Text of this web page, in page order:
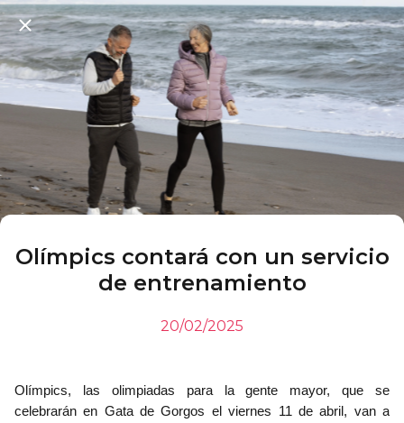
Olímpics contará con un servicio
de entrenamiento
20/02/2025
Olímpics, las olimpiadas para la gente mayor, que se
celebrarán en Gata de Gorgos el viernes 11 de abril, van a